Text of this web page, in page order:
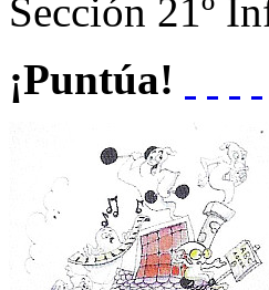
Sección 21º
¡Puntúa!